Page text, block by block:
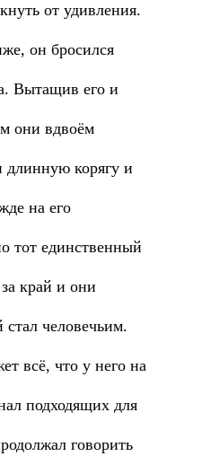
от удивления.
он бросился
Вытащив его и
они вдвоём
длинную корягу и
на его
тот единственный
край и они
стал человечьим.
всё, что у него на
подходящих для
говорить